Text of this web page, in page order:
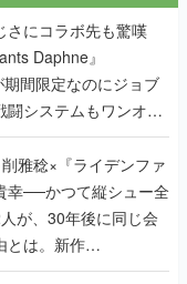
さにコラボ先も驚嘆
Daphne』
間限定なのにジョブ
闘システムもワンオフ
を両ディレクターに聞
削雅稔×『ライデンファ
幸──かつて縦シュー全
が、30年後に同じ会
とは。新作
』で初タッグを組